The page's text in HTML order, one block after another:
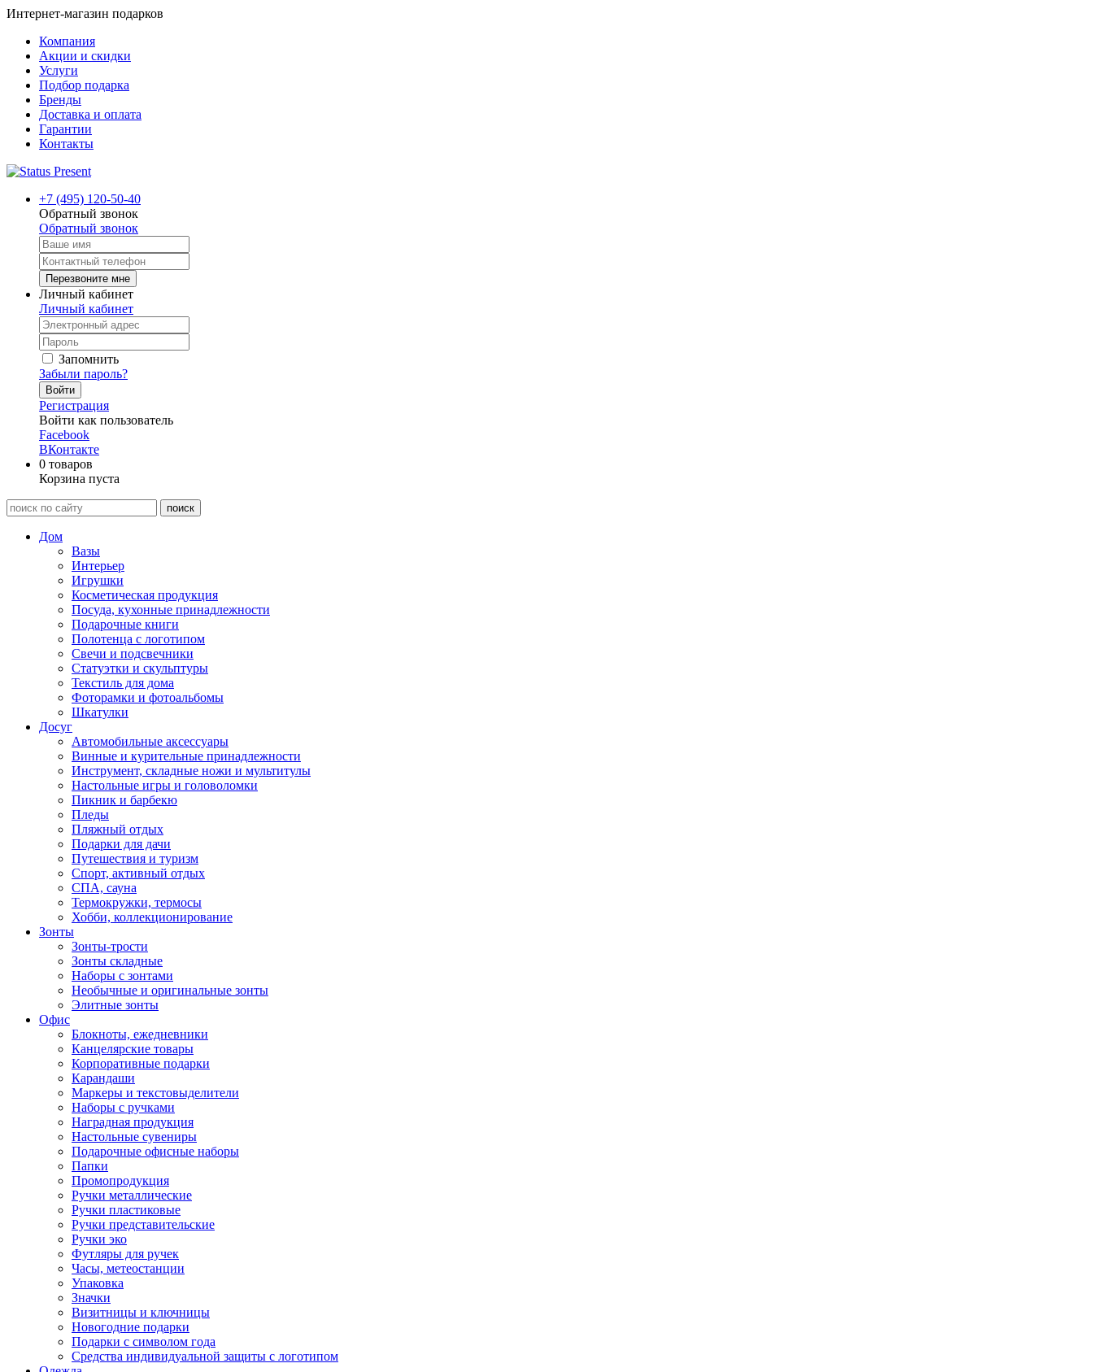
Интернет-магазин подарков
Компания
Акции и скидки
Услуги
Подбор подарка
Бренды
Доставка и оплата
Гарантии
Контакты
+7 (495) 120-50-40
Обратный звонок
Обратный звонок
Перезвоните мне
Личный кабинет
Личный кабинет
Запомнить
Забыли пароль?
Войти
Регистрация
Войти как пользователь
Facebook
ВКонтакте
0 товаров
Корзина пуста
Дом
Вазы
Интерьер
Игрушки
Косметическая продукция
Посуда, кухонные принадлежности
Подарочные книги
Полотенца с логотипом
Свечи и подсвечники
Статуэтки и скульптуры
Текстиль для дома
Фоторамки и фотоальбомы
Шкатулки
Досуг
Автомобильные аксессуары
Винные и курительные принадлежности
Инструмент, складные ножи и мультитулы
Настольные игры и головоломки
Пикник и барбекю
Пледы
Пляжный отдых
Подарки для дачи
Путешествия и туризм
Спорт, активный отдых
СПА, сауна
Термокружки, термосы
Хобби, коллекционирование
Зонты
Зонты-трости
Зонты складные
Наборы с зонтами
Необычные и оригинальные зонты
Элитные зонты
Офис
Блокноты, ежедневники
Канцелярские товары
Корпоративные подарки
Карандаши
Маркеры и текстовыделители
Наборы с ручками
Наградная продукция
Настольные сувениры
Подарочные офисные наборы
Папки
Промопродукция
Ручки металлические
Ручки пластиковые
Ручки представительские
Ручки эко
Футляры для ручек
Часы, метеостанции
Упаковка
Значки
Визитницы и ключницы
Новогодние подарки
Подарки с символом года
Средства индивидуальной защиты с логотипом